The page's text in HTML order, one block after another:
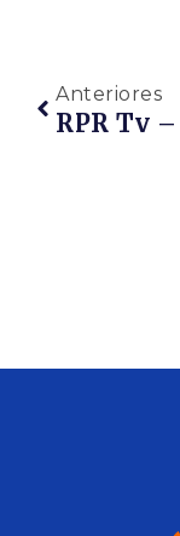
Anteriores